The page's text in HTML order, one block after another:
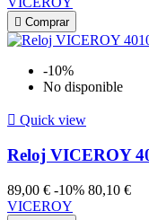
 Comprar
-10%
No disponible
 Quick view
Reloj VICEROY
89,00 € -10% 80,10 €
VICEROY